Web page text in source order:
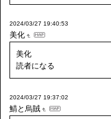
2024/03/27 19:40:53
美化
美化
読者になる
2024/03/27 19:37:02
鯖と烏賊